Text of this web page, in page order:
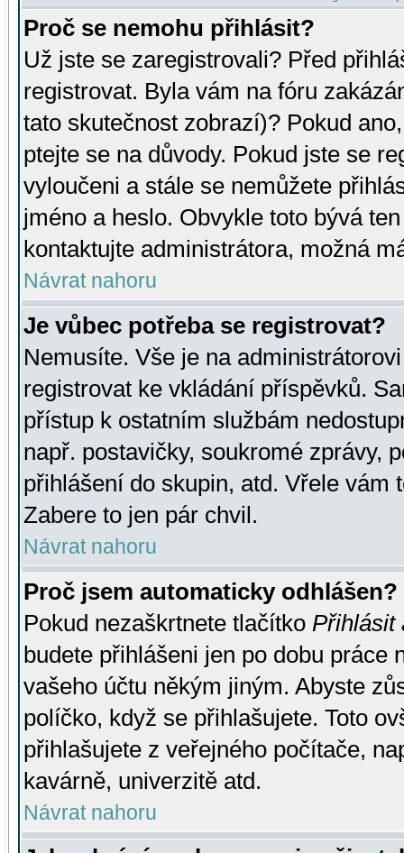
Proč se nemohu přihlásit?
Už jste se zaregistrovali? Před
registrovat. Byla vám na fóru
tato skutečnost zobrazí)? Pokud
ptejte se na důvody. Pokud jste se
vyloučeni a stále se nemůžete
jméno a heslo. Obvykle toto bývá
kontaktujte administrátora, možná
Návrat nahoru
Je vůbec potřeba se registrovat?
Nemusíte. Vše je na
registrovat ke vkládání příspěvků.
přístup k ostatním službám
např. postavičky, soukromé zprávy,
přihlášení do skupin, atd. Vřele vám
Zabere to jen pár chvil.
Návrat nahoru
Proč jsem automaticky odhlášen?
Pokud nezaškrtnete tlačítko Přihlásit
budete přihlášeni jen po dobu práce
vašeho účtu někým jiným. Abyste
políčko, když se přihlašujete. Toto
přihlašujete z veřejného počítače,
kavárně, univerzitě atd.
Návrat nahoru